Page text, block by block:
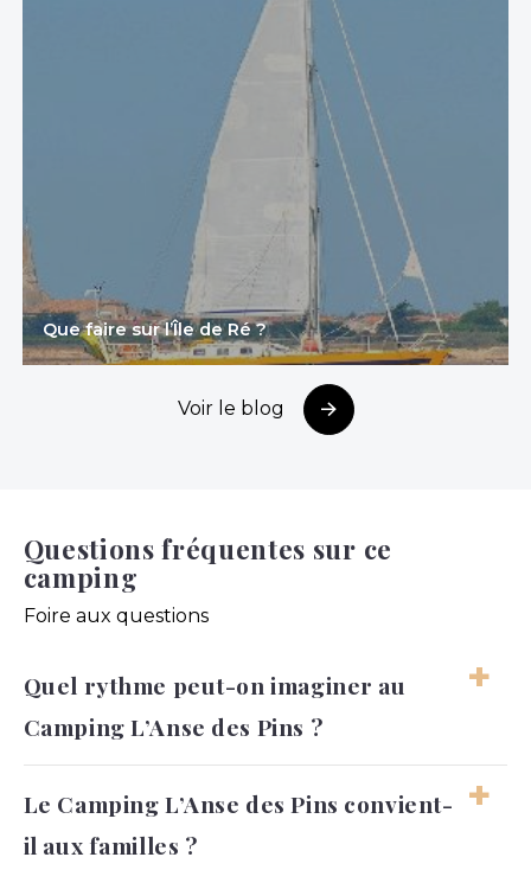
Que faire sur l’Île de Ré ?
Voir le blog
Questions fréquentes sur ce
camping
Foire aux questions
Quel rythme peut-on imaginer au
Camping L’Anse des Pins ?
plage, balades et moments plus tranquilles
au camping. L’ambiance laisse facilement
Le Camping L’Anse des Pins convient-
il aux familles ?